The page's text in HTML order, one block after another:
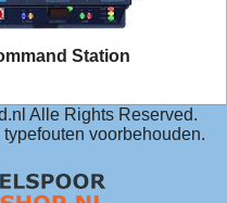
Station
Alle Rights Reserved.
voorbehouden.